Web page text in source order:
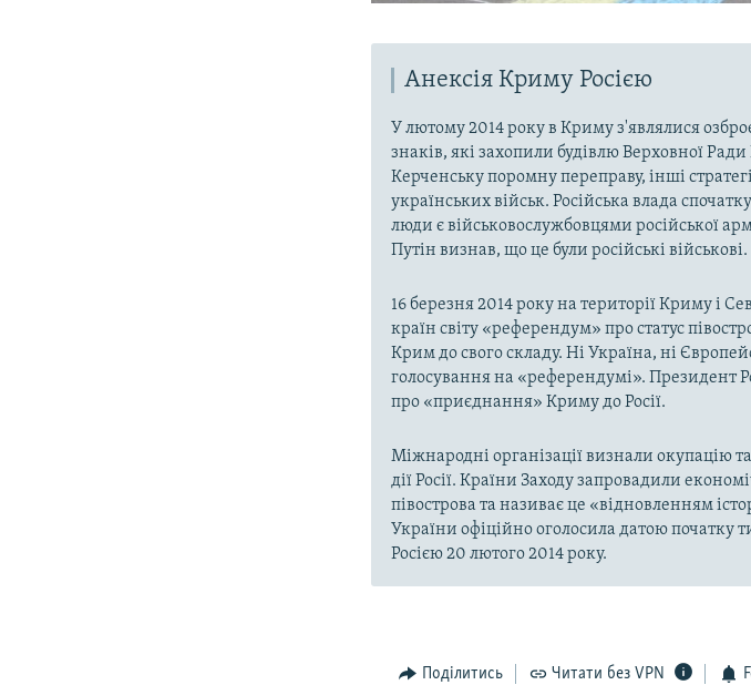
Анексія Криму Росією
У лютому 2014 року в Криму з'являлися
знаків, які захопили будівлю Верховної
Керченську поромну переправу, інші
українських військ. Російська влада
люди є військовослужбовцями російської
Путін визнав, що це були російські військові.
16 березня 2014 року на території Криму і
країн світу «референдум» про статус
Крим до свого складу. Ні Україна, ні
голосування на «референдумі». Президент
про «приєднання» Криму до Росії.
Міжнародні організації визнали окупацію
дії Росії. Країни Заходу запровадили
півострова та називає це «відновленням
України офіційно оголосила датою початку
Росією 20 лютого 2014 року.
Поділитись Читати без VPN